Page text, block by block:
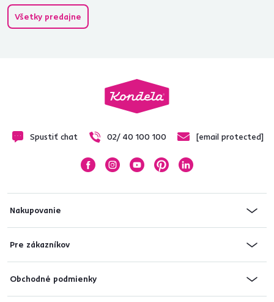
Všetky predajne
Spustiť chat 02/ 40 100 100 [email protected]
Nakupovanie
Pre zákazníkov
Obchodné podmienky